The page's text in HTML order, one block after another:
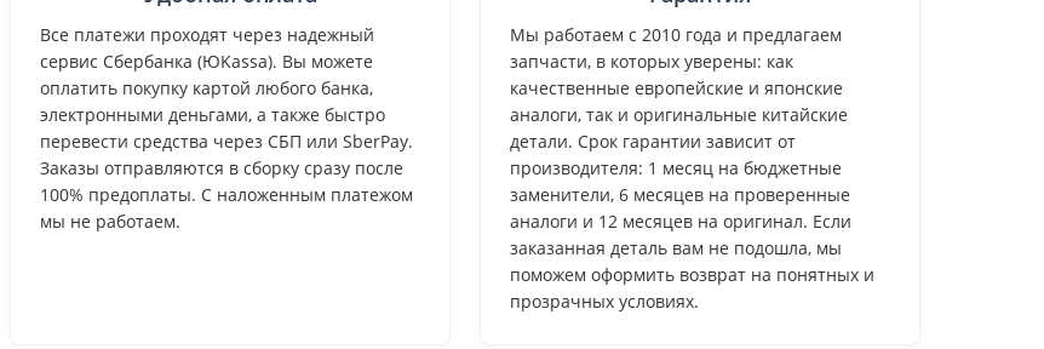
Все платежи проходят через надежный
сервис Сбербанка (ЮKassa). Вы можете
оплатить покупку картой любого банка,
электронными деньгами, а также быстро
перевести средства через СБП или SberPay.
Заказы отправляются в сборку сразу после
100% предоплаты. С наложенным платежом
мы не работаем.
Мы работаем с 2010 года и предлагаем
запчасти, в которых уверены: как
качественные европейские и японские
аналоги, так и оригинальные китайские
детали. Срок гарантии зависит от
производителя: 1 месяц на бюджетные
заменители, 6 месяцев на проверенные
аналоги и 12 месяцев на оригинал. Если
заказанная деталь вам не подошла, мы
поможем оформить возврат на понятных и
прозрачных условиях.